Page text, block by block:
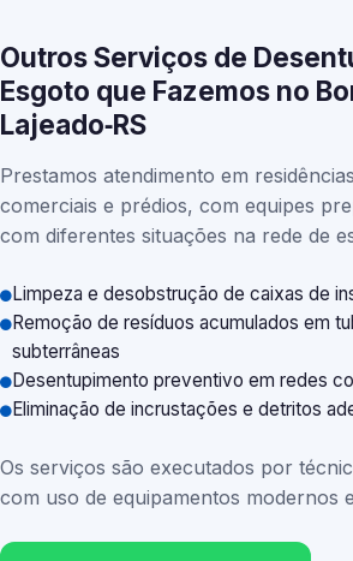
Outros Serviços de
Esgoto que Fazemos no
Lajeado‑RS
Prestamos atendimento em
comerciais e prédios, com equipes
com diferentes situações na rede de
Limpeza e desobstrução de caixas de
Remoção de resíduos acumulados em
subterrâneas
Desentupimento preventivo em redes
Eliminação de incrustações e detritos
Os serviços são executados por
com uso de equipamentos modernos